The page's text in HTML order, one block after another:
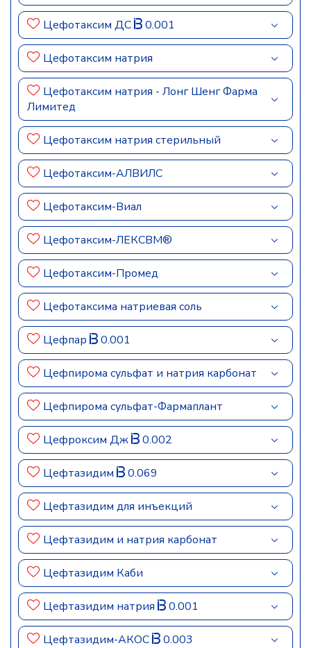
Цефотаксим ДС 0.001
Цефотаксим натрия
Цефотаксим натрия - Лонг Шенг Фарма
Лимитед
Цефотаксим натрия стерильный
Цефотаксим-АЛВИЛС
Цефотаксим-Виал
Цефотаксим-ЛЕКСВМ®
Цефотаксим-Промед
Цефотаксима натриевая соль
Цефпар 0.001
Цефпирома сульфат и натрия карбонат
Цефпирома сульфат-Фармаплант
Цефроксим Дж 0.002
Цефтазидим 0.069
Цефтазидим для инъекций
Цефтазидим и натрия карбонат
Цефтазидим Каби
Цефтазидим натрия 0.001
Цефтазидим-АКОС 0.003